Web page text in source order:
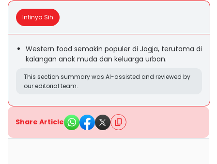
Intinya Sih
Western food semakin populer di Jogja, terutama di
kalangan anak muda dan keluarga urban.
This section summary was AI-assisted and reviewed by
our editorial team.
Share Article